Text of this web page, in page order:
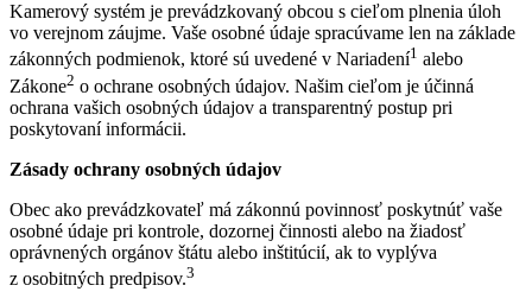
Kamerový systém je prevádzkovaný obcou s cieľom plnenia úloh
vo verejnom záujme. Vaše osobné údaje spracúvame len na základe
zákonných podmienok, ktoré sú uvedené v Nariadení1 alebo
Zákone2 o ochrane osobných údajov. Našim cieľom je účinná
ochrana vašich osobných údajov a transparentný postup pri
poskytovaní informácii.
Zásady ochrany osobných údajov
Obec ako prevádzkovateľ má zákonnú povinnosť poskytnúť vaše
osobné údaje pri kontrole, dozornej činnosti alebo na žiadosť
oprávnených orgánov štátu alebo inštitúcií, ak to vyplýva
z osobitných predpisov.3